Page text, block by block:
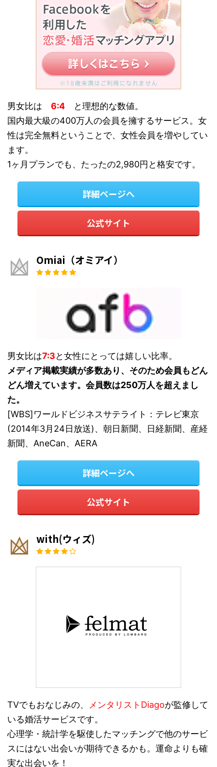
男女比は 6:4 と理想的な数値。
国内最大級の400万人の会員を擁するサービス。女
性は完全無料ということで、女性会員を増やしてい
ます。
1ヶ月プランでも、たったの2,980円と格安です。
詳細ページへ
公式サイト
Omiai（オミアイ）
男女比は7:3と女性にとっては嬉しい比率。
メディア掲載実績が多数あり、そのため会員もどん
どん増えています。会員数は250万人を超えまし
た。
[WBS]ワールドビジネスサテライト：テレビ東京
(2014年3月24日放送)、朝日新聞、日経新聞、産経
新聞、AneCan、AERA
詳細ページへ
公式サイト
with(ウィズ)
TVでもおなじみの、 メンタリストDiagoが監修して
いる婚活サービスです。
心理学・統計学を駆使したマッチングで他のサービ
スにはない出会いが期待できるかも。運命よりも確
実な出会いを！